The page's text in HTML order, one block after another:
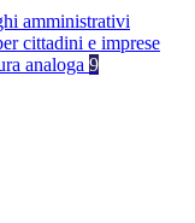
amministrativi
cittadini e imprese
analoga 9